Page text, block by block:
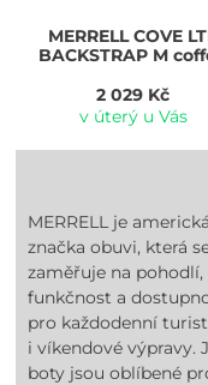
MERRELLCOVE
BACKSTRAP M
2 029 Kč
v úterý u Vás
MERRELL je americká
značka obuvi, která
zaměřuje na pohodlí,
funkčnost a
pro každodenní
i víkendové výpravy.
boty jsou oblíbené